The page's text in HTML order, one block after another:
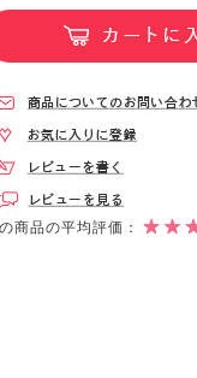
商品の平均評価：